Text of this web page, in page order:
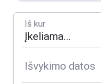
Iš kur
Išvykimo datos